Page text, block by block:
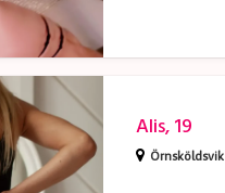
Alis, 19
Örnsköldsvik